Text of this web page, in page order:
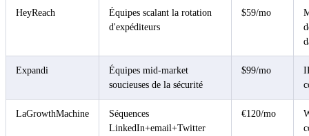
HeyReach
Équipes scalant la rotation
d'expéditeurs
$59/mo
Expandi
Équipes mid-market
soucieuses de la sécurité
$99/mo
LaGrowthMachine
Séquences
LinkedIn+email+Twitter
€120/mo